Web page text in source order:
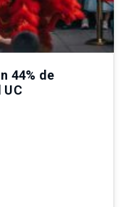
44% de